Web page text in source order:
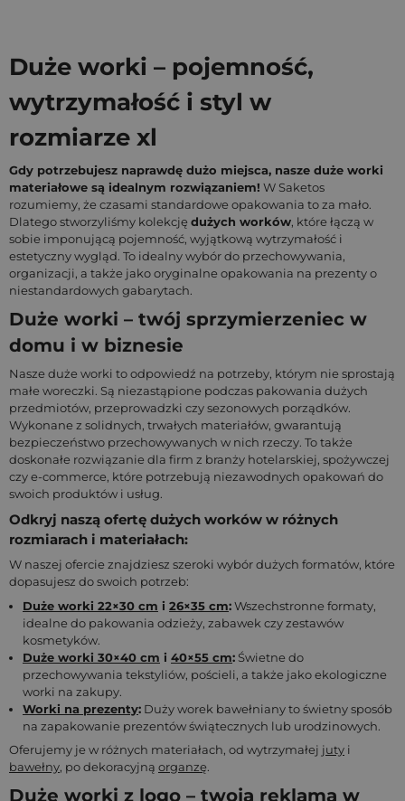
Duże worki – pojemność,
wytrzymałość i styl w
rozmiarze xl
Gdy potrzebujesz naprawdę dużo miejsca, nasze duże worki
materiałowe są idealnym rozwiązaniem! W Saketos
rozumiemy, że czasami standardowe opakowania to za mało.
Dlatego stworzyliśmy kolekcję dużych worków, które łączą w
sobie imponującą pojemność, wyjątkową wytrzymałość i
estetyczny wygląd. To idealny wybór do przechowywania,
organizacji, a także jako oryginalne opakowania na prezenty o
niestandardowych gabarytach.
Duże worki – twój sprzymierzeniec w
domu i w biznesie
Nasze duże worki to odpowiedź na potrzeby, którym nie sprostają
małe woreczki. Są niezastąpione podczas pakowania dużych
przedmiotów, przeprowadzki czy sezonowych porządków.
Wykonane z solidnych, trwałych materiałów, gwarantują
bezpieczeństwo przechowywanych w nich rzeczy. To także
doskonałe rozwiązanie dla firm z branży hotelarskiej, spożywczej
czy e-commerce, które potrzebują niezawodnych opakowań do
swoich produktów i usług.
Odkryj naszą ofertę dużych worków w różnych
rozmiarach i materiałach:
W naszej ofercie znajdziesz szeroki wybór dużych formatów, które
dopasujesz do swoich potrzeb:
Duże worki 22×30 cm i 26×35 cm:Wszechstronne formaty,
idealne do pakowania odzieży, zabawek czy zestawów
kosmetyków.
Duże worki 30×40 cm i 40×55 cm: Świetne do
przechowywania tekstyliów, pościeli, a także jako ekologiczne
worki na zakupy.
Worki na prezenty: Duży worek bawełniany to świetny sposób
na zapakowanie prezentów świątecznych lub urodzinowych.
Oferujemy je w różnych materiałach, od wytrzymałej juty i
bawełny, po dekoracyjną organzę.
Duże worki z logo – twoja reklama w